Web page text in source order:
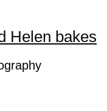
Helen bakes